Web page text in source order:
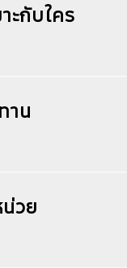
ะกับใคร
าน
วย